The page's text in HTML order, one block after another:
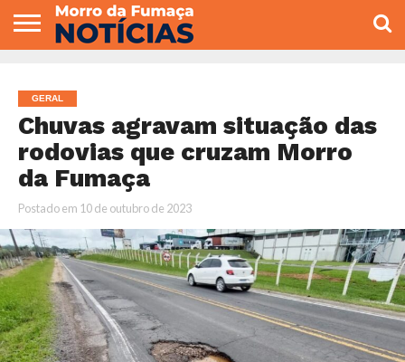
VEREADORES
GERAL
Chuvas agravam situação das
rodovias que cruzam Morro
da Fumaça
Postado em 10 de outubro de 2023